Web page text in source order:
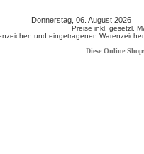
Donnerstag, 06. August
Preise inkl. gesetzl.
und eingetragenen
Diese Online